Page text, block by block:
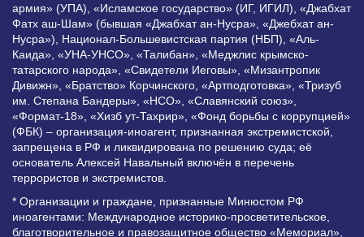
армия» (УПА), «Исламское государство» (ИГ, ИГИЛ), «Джабхат
Фатх аш-Шам» (бывшая «Джабхат ан-Нусра», «Джебхат ан-
Нусра»), Национал-Большевистская партия (НБП), «Аль-
Каида», «УНА-УНСО», «Талибан», «Меджлис крымско-
татарского народа», «Свидетели Иеговы», «Мизантропик
Дивижн», «Братство» Корчинского, «Артподготовка», «Тризуб
им. Степана Бандеры», «НСО», «Славянский союз»,
«Формат-18», «Хизб ут-Тахрир», «Фонд борьбы с коррупцией»
(ФБК) – организация-иноагент, признанная экстремистской,
запрещена в РФ и ликвидирована по решению суда; её
основатель Алексей Навальный включён в перечень
террористов и экстремистов.
* Организации и граждане, признанные Минюстом РФ
иноагентами: Международное историко-просветительское,
благотворительное и правозащитное общество «Мемориал»,